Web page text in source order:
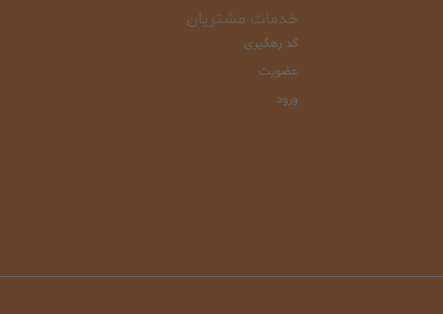
خدمات مشتریان
کد رهگیری
عضویت
ورود